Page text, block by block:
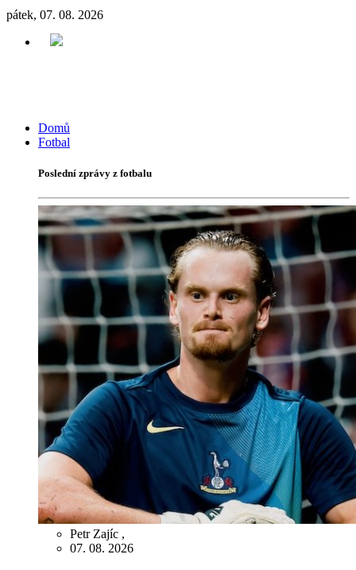
pátek, 07. 08. 2026
Domů
Fotbal
Poslední zprávy z fotbalu
Petr Zajíc ,
07. 08. 2026